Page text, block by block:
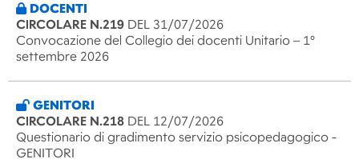
DOCENTI
CIRCOLARE N.219 DEL 31/07/2026
Convocazione del Collegio dei docenti Unitario – 1°
settembre 2026
GENITORI
CIRCOLARE N.218 DEL 12/07/2026
Questionario di gradimento servizio psicopedagogico -
GENITORI